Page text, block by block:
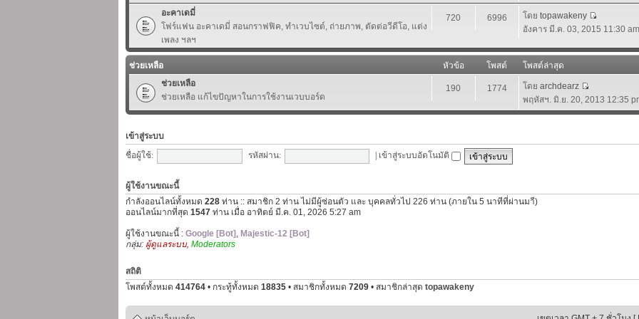
อะคาเดมี่
โฟร์แฟน อะคาเดมี่ สอนกราฟฟิค, ทำเวบไซต์, ถ่ายภาพ, ตัดต่อวีดีโอ, แต่ง
เพลง ฯลฯ
720 6996 โดย topawakeny
อังคาร มี.ค. 03, 2015 11:30 am
ช่วยเหลือ หัวข้อ โพสต์
โพสต์ล่าสุด
ช่วยเหลือ
ช่วยเหลือ แก้ไขปัญหาในการใช้งานเวบบอร์ด
190 1774 โดย archdearz
พฤหัสฯ. มิ.ย. 20, 2013 12:35
เข้าสู่ระบบ
ชื่อผู้ใช้:
รหัสผ่าน: เข้าสู่ระบบอัตโนมัติ
ผู้ใช้งานขณะนี้
กำลังออนไลน์ทั้งหมด 228 ท่าน :: สมาชิก 2 ท่าน ไม่มีผู้ซ่อนตัว และ บุคคลทั่วไป 226 ท่าน (ภายใน 5 นาทีที่ผ่านมาี)
ออนไลน์มากที่สุด 1547 ท่าน เมื่อ อาทิตย์ มี.ค. 01, 2026 5:27 am
ผู้ใช้งานขณะนี้ : Google [Bot] , Majestic-12 [Bot]
กลุ่ม: ผู้ดูแลระบบ, Moderators
สถิติ
โพสต์ทั้งหมด 414764 • กระทู้ทั้งหมด 18835 • สมาชิกทั้งหมด 7209 • สมาชิกล่าสุด topawakeny